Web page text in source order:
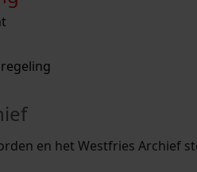
een aantal zoektips.
een aantal zoektips.
en het Westfries Archief
uw zoekopdracht te